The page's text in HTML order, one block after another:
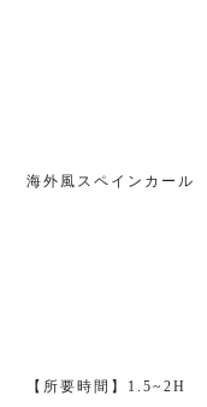
海外風スペインカール
【所要時間】1.5~2H